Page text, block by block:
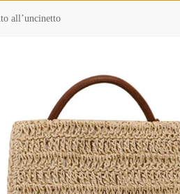
all’uncinetto